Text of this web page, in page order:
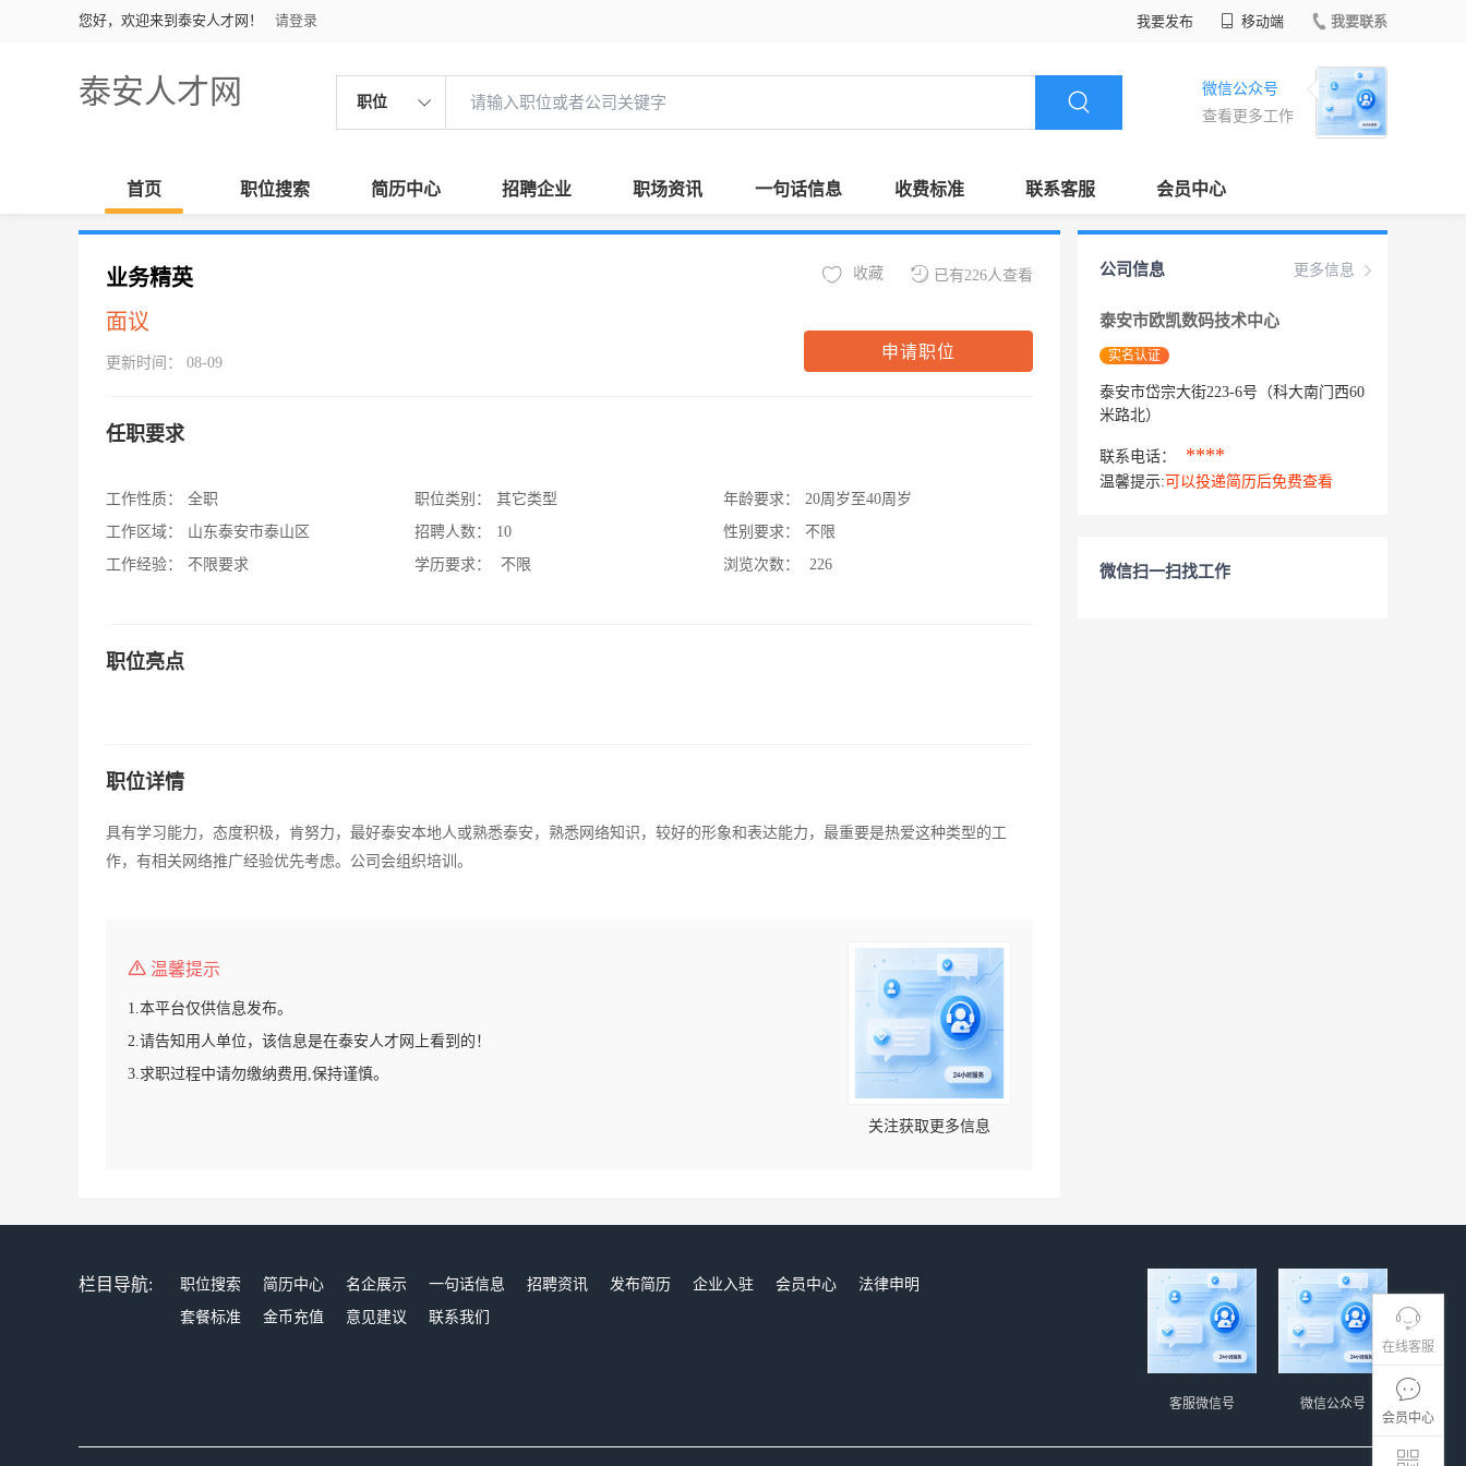
您好，欢迎来到泰安人才网！ 请登录 我要发布 移动端 我要联系
泰安人才网 职位
微信公众号
查看更多工作
首页 职位搜索 简历中心 招聘企业 职场资讯 一句话信息 收费标准 联系客服 会员中心
在线客服
会员中心
业务精英
面议
更新时间： 08-09
已有226人查看
收藏
申请职位
任职要求
工作性质：
全职
工作区域：
山东泰安市泰山区
工作经验：
不限要求
职位类别：
其它类型
招聘人数：
10
学历要求：
不限
年龄要求：
20周岁至40周岁
性别要求：
不限
浏览次数：
226
职位亮点
职位详情
具有学习能力，态度积极，肯努力，最好泰安本地人或熟悉泰安，熟悉网络知识，较好的形象和表达能力，最重要是热爱这种类型的工
作，有相关网络推广经验优先考虑。公司会组织培训。
温馨提示
1.本平台仅供信息发布。
2.请告知用人单位，该信息是在泰安人才网上看到的！
3.求职过程中请勿缴纳费用,保持谨慎。
关注获取更多信息
更多信息
公司信息
泰安市欧凯数码技术中心
实名认证
泰安市岱宗大街223-6号（科大南门西60
米路北）
联系电话： ****
温馨提示: 可以投递简历后免费查看
微信扫一扫找工作
栏目导航: 职位搜索 简历中心 名企展示 一句话信息 招聘资讯 发布简历 企业入驻 会员中心
法律申明
套餐标准
金币充值 意见建议 联系我们
微信公众号
客服微信号